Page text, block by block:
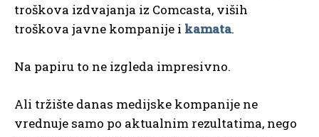
troškova izdvajanja iz Comcasta, viših
troškova javne kompanije i kamata.
Na papiru to ne izgleda impresivno.
Ali tržište danas medijske kompanije ne
vrednuje samo po aktualnim rezultatima, nego